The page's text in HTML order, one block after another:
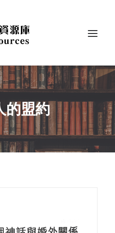
的盟約